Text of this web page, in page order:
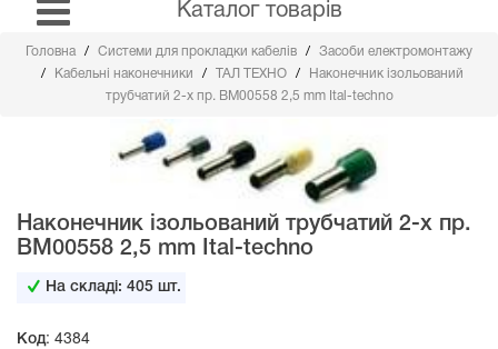
Каталог товарів
Головна Системи для прокладки кабелів
Засоби електромонтажу
Кабельні наконечники
ТАЛ ТЕХНО
Наконечник ізольований
трубчатий 2-х пр. BM00558 2,5 mm Ital-techno
Наконечник ізольований трубчатий 2-х пр.
BM00558 2,5 mm Ital-techno
На складі:405 шт.
Код: 4384